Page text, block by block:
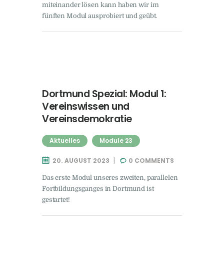
miteinander lösen kann haben wir im
fünften Modul ausprobiert und geübt.
Dortmund Spezial: Modul 1:
Vereinswissen und
Vereinsdemokratie
Aktuelles Module 23
20. AUGUST 2023 0 COMMENTS
Das erste Modul unseres zweiten, parallelen
Fortbildungsganges in Dortmund ist
gestartet!